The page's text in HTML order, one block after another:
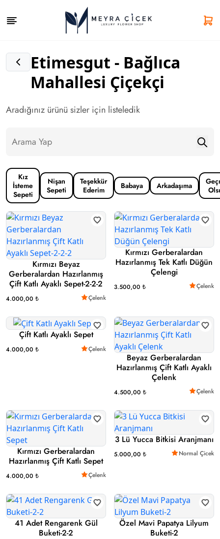
Etimesgut - Bağlıca
Mahallesi Çiçekçi
Aradığınız ürünü sizler için listeledik
Kız
İsteme
Sepeti
Nişan
Sepeti
Teşekkür
Ederim
Babaya Arkadaşıma
Kırmızı Beyaz
Gerberalardan Hazırlanmış
Çift Katlı Ayaklı Sepet-2-2-2
4.000,00 ₺ Çelenk
Kırmızı Gerberalardan
Hazırlanmış Tek Katlı Düğün
Çelengi
3.500,00 ₺ Çelenk
Çift Katlı Ayaklı Sepet
4.000,00 ₺ Çelenk
Beyaz Gerberalardan
Hazırlanmış Çift Katlı Ayaklı
Çelenk
4.500,00 ₺ Çelenk
Kırmızı Gerberalardan
Hazırlanmış Çift Katlı Sepet
4.000,00 ₺ Çelenk
3 Lü Yucca Bitkisi Aranjmanı
5.000,00 ₺ Normal Çicek
41 Adet Rengarenk Gül
Buketi-2-2
Özel Mavi Papatya Lilyum
Buketi-2